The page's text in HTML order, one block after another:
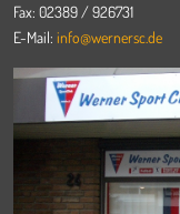
Fax: 02389 / 926731
E-Mail: info@wernersc.de